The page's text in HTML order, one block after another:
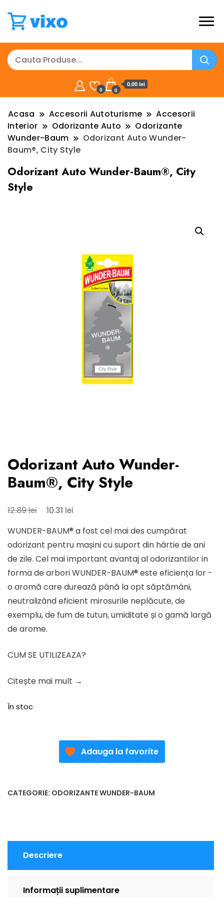
0 0
0.00 lei
Acasa Accesorii Autoturisme
Accesorii
Interior
Odorizante Auto
Odorizante
Wunder-Baum
Odorizant Auto Wunder-
Baum®, City Style
Odorizant Auto Wunder-Baum®, City
Style
Odorizant Auto Wunder-
Baum®, City Style
12.89lei
Prețul
a
fost:
12.89 lei.
10.31 lei
este:
10.31 lei.
WUNDER-BAUM® a fost cel mai des cumpărat
odorizant pentru mașini cu suport din hârtie de ani
de zile. Cel mai important avantaj al odorizantilor in
forma de arbori WUNDER-BAUM® este eficiența lor -
o aromă care durează până la opt săptămâni,
neutralizând eficient mirosurile neplăcute, de
exemplu, de fum de tutun, umiditate și o gamă largă
de arome.
CUM SE UTILIZEAZA?
Citește mai mult →
În stoc
Adauga la favorite
CATEGORIE: ODORIZANTE WUNDER-BAUM
Descriere
Informații suplimentare